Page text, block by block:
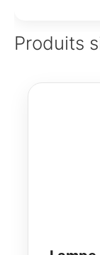
Produits